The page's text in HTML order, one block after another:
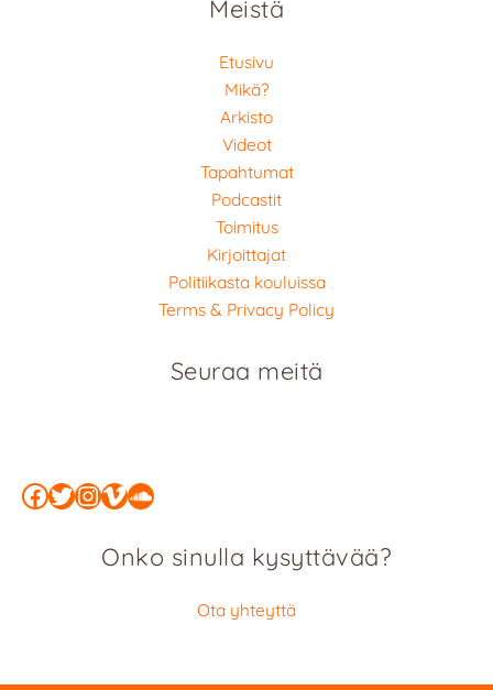
Meistä
Etusivu
Mikä?
Arkisto
Videot
Tapahtumat
Podcastit
Toimitus
Kirjoittajat
Politiikasta kouluissa
Terms & Privacy Policy
Seuraa meitä
Facebook
Twitter
Instagram
Vimeo
SoundCloud
Onko sinulla kysyttävää?
Ota yhteyttä